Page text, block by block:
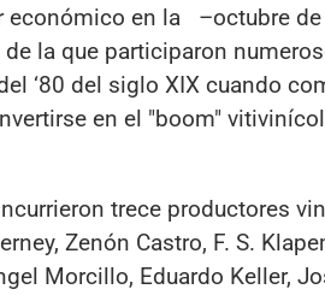
económico en la
–octubre
la que participaron
‘80 del siglo XIX cuando
en el "boom"
trece productores
Zenón Castro, F. S.
Morcillo, Eduardo Keller,